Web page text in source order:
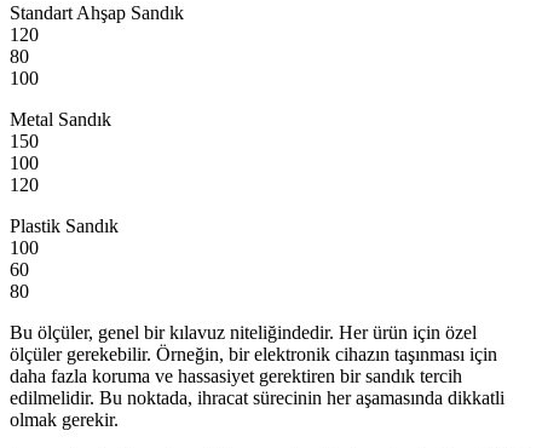
Standart Ahşap Sandık
120
80
100
Metal Sandık
150
100
120
Plastik Sandık
100
60
80
Bu ölçüler, genel bir kılavuz niteliğindedir. Her ürün için özel
ölçüler gerekebilir. Örneğin, bir elektronik cihazın taşınması için
daha fazla koruma ve hassasiyet gerektiren bir sandık tercih
edilmelidir. Bu noktada, ihracat sürecinin her aşamasında dikkatli
olmak gerekir.